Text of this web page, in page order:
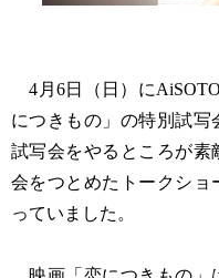
4月6日（日）に
につきもの」の特別試
試写会をやるところが素
会をつとめたトークシ
っていました。